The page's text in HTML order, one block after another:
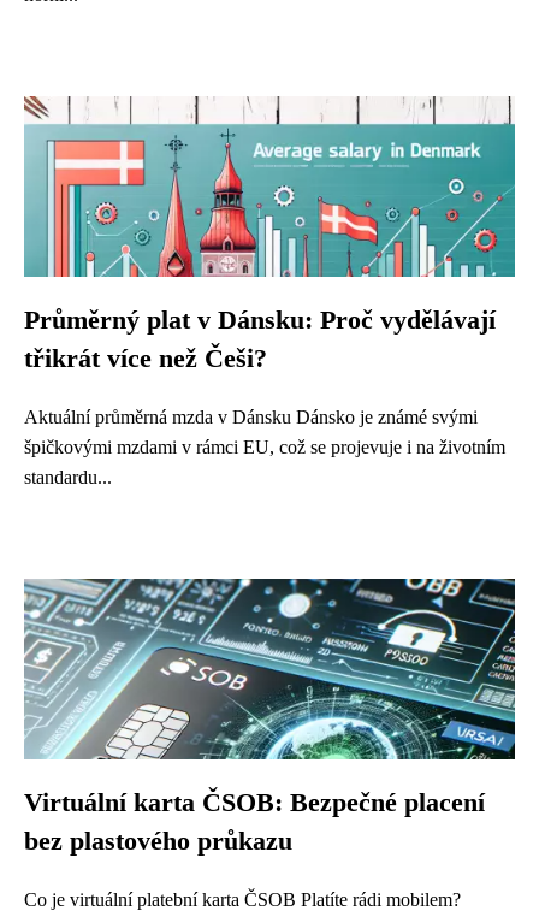
Průměrný plat v Dánsku: Proč vydělávají
třikrát více než Češi?
Aktuální průměrná mzda v Dánsku Dánsko je známé svými
špičkovými mzdami v rámci EU, což se projevuje i na životním
standardu...
Virtuální karta ČSOB: Bezpečné placení
bez plastového průkazu
Co je virtuální platební karta ČSOB Platíte rádi mobilem?